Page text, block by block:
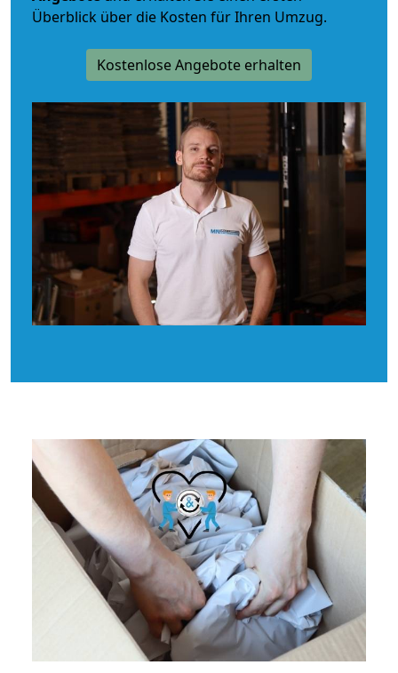
Überblick über die Kosten für Ihren Umzug.
Kostenlose Angebote erhalten